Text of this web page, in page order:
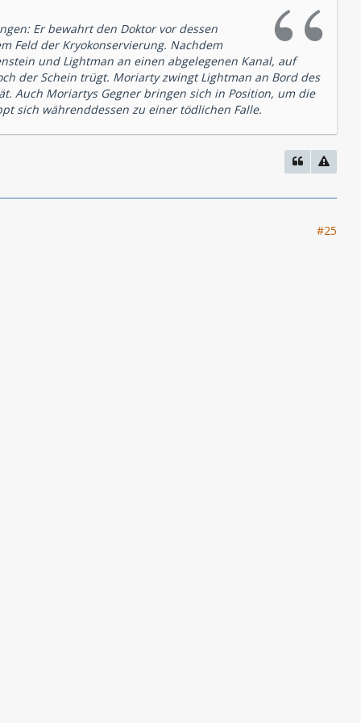
Er bewahrt den Doktor vor dessen
Feld der Kryokonservierung. Nachdem
und Lightman an einen abgelegenen Kanal, auf
der Schein trügt. Moriarty zwingt Lightman an Bord des
Auch Moriartys Gegner bringen sich in Position, um die
sich währenddessen zu einer tödlichen Falle.
#25